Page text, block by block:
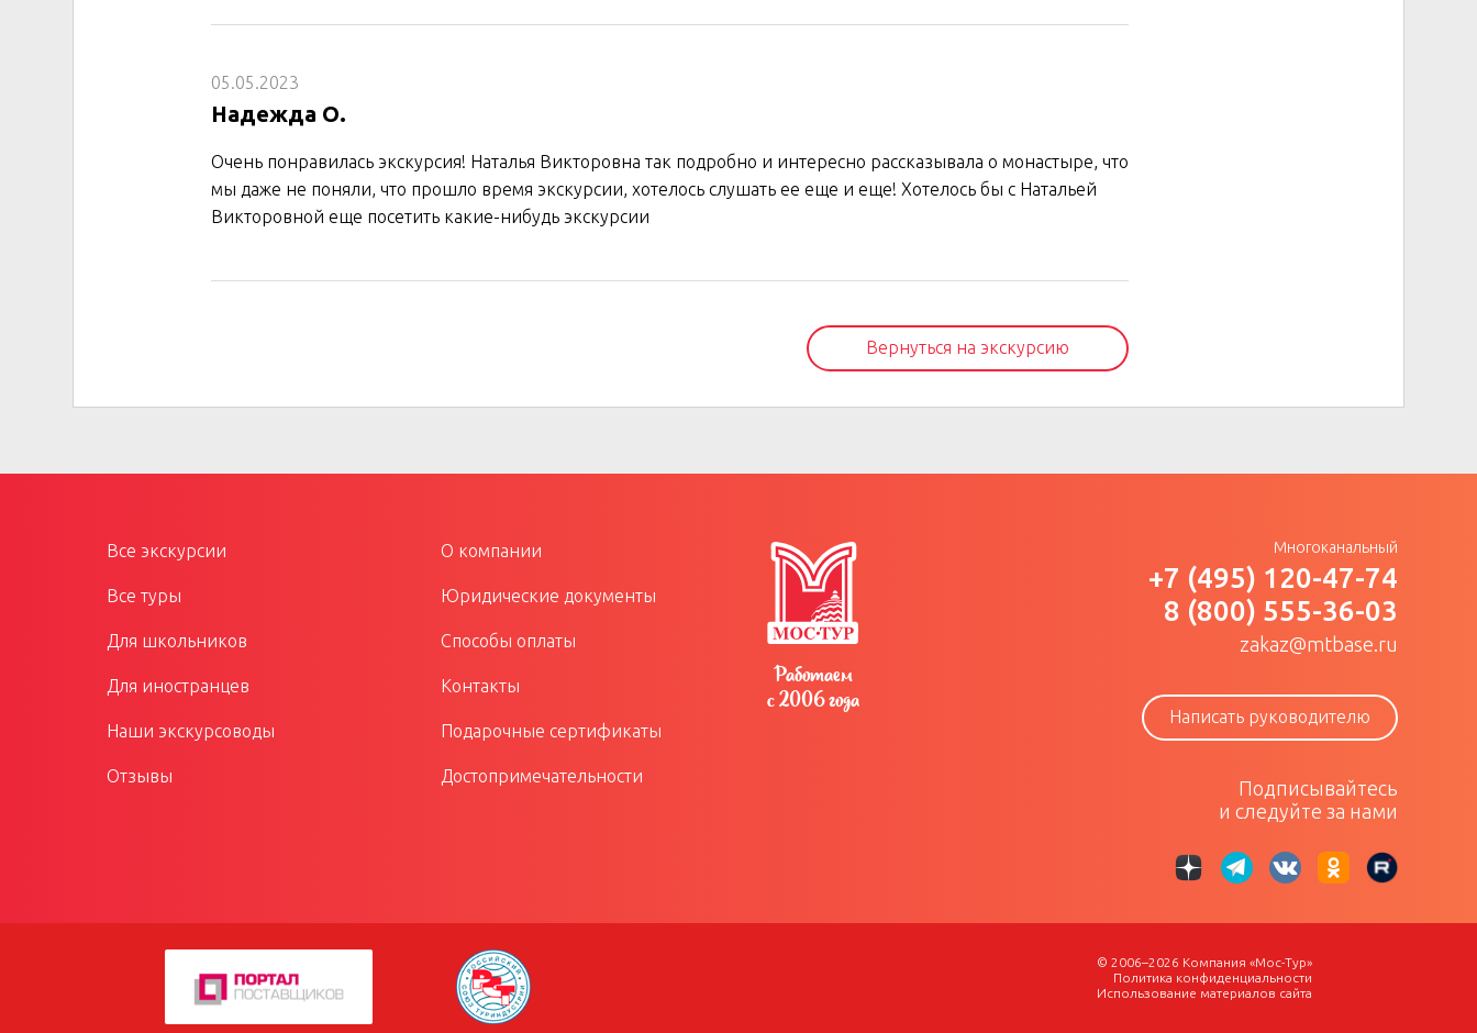
05.05.2023
Надежда О.
Очень понравилась экскурсия! Наталья Викторовна так подробно и интересно рассказывала о монастыре, что
мы даже не поняли, что прошло время экскурсии, хотелось слушать ее еще и еще! Хотелось бы с Натальей
Викторовной еще посетить какие-нибудь экскурсии
Вернуться на экскурсию
Все экскурсии
Все туры
Для школьников
Для иностранцев
Наши экскурсоводы
Отзывы
О компании
Юридические документы
Способы оплаты
Контакты
Подарочные сертификаты
Достопримечательности
Работаем
с 2006 года
Многоканальный
+7 (495) 120-47-74
8 (800) 555-36-03
zakaz@mtbase.ru
Написать руководителю
Подписывайтесь
и следуйте за нами
© 2006–2026 Компания «Мос-Тур»
Политика конфиденциальности
Использование материалов сайта